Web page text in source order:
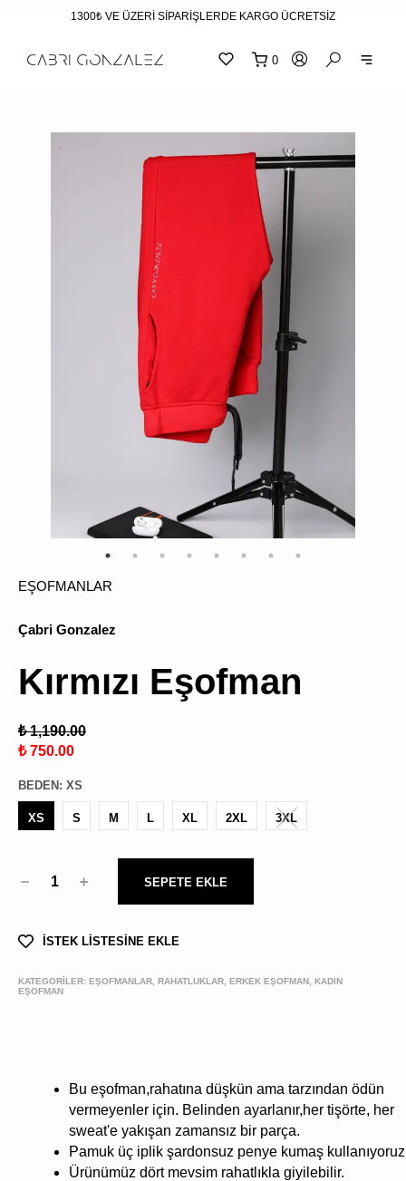
1300₺ VE ÜZERİ SİPARİŞLERDE KARGO ÜCRETSİZ
0
EŞOFMANLAR
Çabri Gonzalez
Kırmızı Eşofman
₺ 1,190.00
₺ 750.00
BEDEN : XS
XS S M L XL 2XL 3XL
1 SEPETE EKLE
İSTEK LİSTESİNE EKLE
KATEGORİLER: EŞOFMANLAR, RAHATLUKLAR, ERKEK EŞOFMAN, KADIN
EŞOFMAN
Bu eşofman,rahatına düşkün ama tarzından ödün
vermeyenler için. Belinden ayarlanır,her tişörte, her
sweat'e yakışan zamansız bir parça.
Pamuk üç iplik şardonsuz penye kumaş
Ürünümüz dört mevsim rahatlıkla giyilebilir.